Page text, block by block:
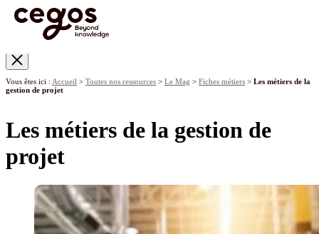
Vous êtes ici : Accueil > Toutes nos ressources > Le Mag > Fiches métiers > Les métiers de la
gestion de projet
Les métiers de la gestion de
projet